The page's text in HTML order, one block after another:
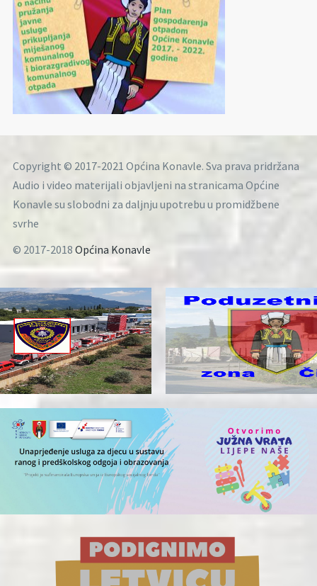
Copyright © 2017-2021 Općina Konavle. Sva prava pridržana
Audio i video materijali objavljeni na stranicama Općine
Konavle su slobodni za daljnju upotrebu u promidžbene
svrhe
© 2017-2018 Općina Konavle